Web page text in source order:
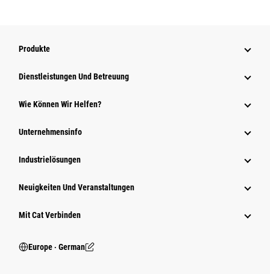
Produkte
Dienstleistungen Und Betreuung
Wie Können Wir Helfen?
Unternehmensinfo
Industrielösungen
Neuigkeiten Und Veranstaltungen
Mit Cat Verbinden
Europe ‧ German